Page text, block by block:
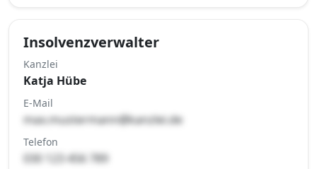
Insolvenzverwalter
Kanzlei
Katja Hübe
E-Mail
max.mustermann@kanzlei.de
Telefon
030 123 456 789